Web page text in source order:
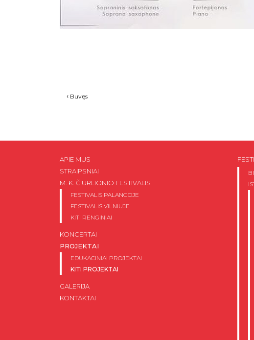
‹ Buvęs
APIE MUS
STRAIPSNIAI
M. K. ČIURLIONIO FESTIVALIS
FESTIVALIS PALANGOJE
FESTIVALIS VILNIUJE
KITI RENGINIAI
KONCERTAI
PROJEKTAI
EDUKACINIAI PROJEKTAI
KITI PROJEKTAI
GALERIJA
KONTAKTAI